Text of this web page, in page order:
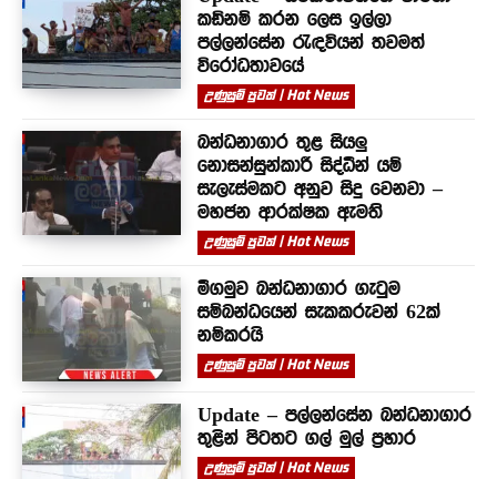
කඩිනම් කරන ලෙස ඉල්ලා
පල්ලන්සේන රැඳවියන් තවමත්
විරෝධතාවයේ
උණුසුම් පුවත් | Hot News
බන්ධනාගාර තුළ සියලු
නොසන්සුන්කාරී සිද්ධීන් යම්
සැලැස්මකට අනුව සිදු වෙනවා –
මහජන ආරක්ෂක ඇමති
උණුසුම් පුවත් | Hot News
මීගමුව බන්ධනාගාර ගැටුම
සම්බන්ධයෙන් සැකකරුවන් 62ක්
නම්කරයි
උණුසුම් පුවත් | Hot News
Update – පල්ලන්සේන බන්ධනාගාර
තුළින් පිටතට ගල් මුල් ප්‍රහාර
උණුසුම් පුවත් | Hot News